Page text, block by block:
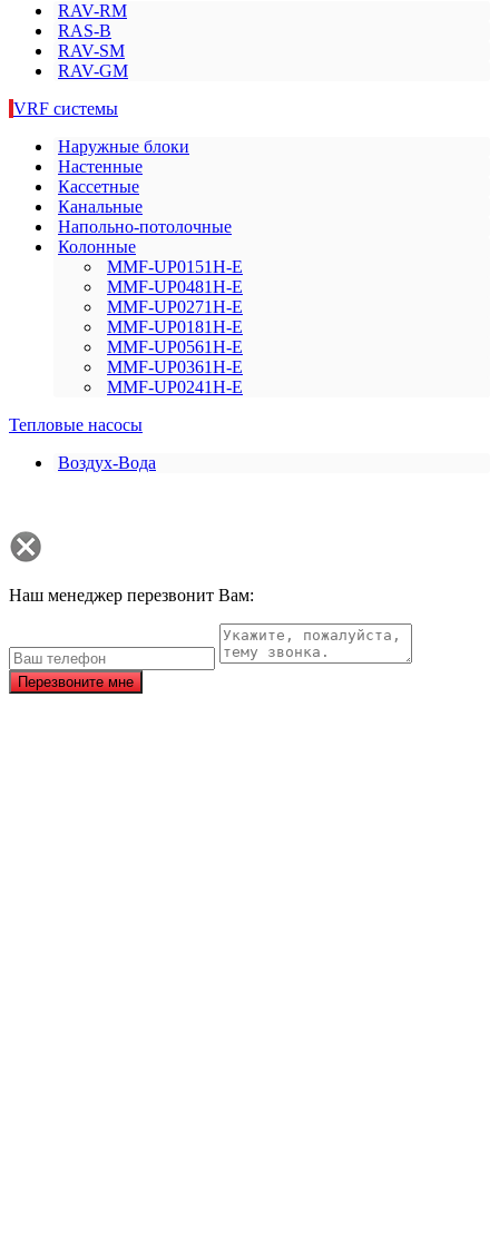
RAV-RM
RAS-B
RAV-SM
RAV-GM
VRF системы
Наружные блоки
Настенные
Кассетные
Канальные
Напольно-потолочные
Колонные
MMF-UP0151H-E
MMF-UP0481H-E
MMF-UP0271H-E
MMF-UP0181H-E
MMF-UP0561H-E
MMF-UP0361H-E
MMF-UP0241H-E
Тепловые насосы
Воздух-Вода
Наш менеджер перезвонит Вам:
Перезвоните мне